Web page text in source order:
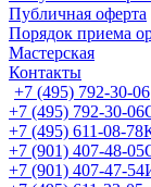
Публичная оферта
Порядок приема
Мастерская
Контакты
+7 (495) 792-30-06
+7 (495) 792-30-06
+7 (495) 611-08-78
+7 (901) 407-48-05
+7 (901) 407-47-54